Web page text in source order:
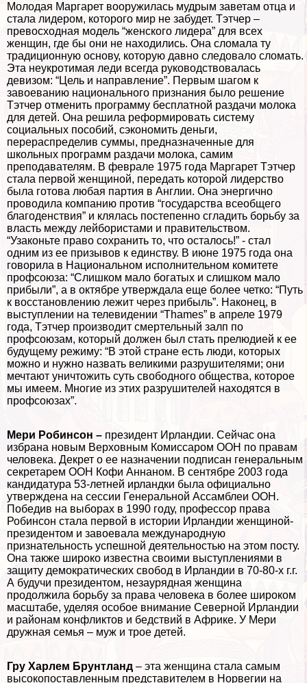
Молодая Маргарет вооружилась мудрым заветам отца и
стала лидером, которого мир не забудет. Тэтчер –
превосходная модель “женского лидера” для всех
женщин, где бы они не находились. Она сломала ту
традиционную основу, которую давно следовало сломать.
Эта неукротимая леди всегда руководствовалась
девизом: “Цель и направление”. Первым шагом к
завоеванию национального признания было решение
Тэтчер отменить программу бесплатной раздачи молока
для детей. Она решила реформировать систему
социальных пособий, сэкономить деньги,
перераспределив суммы, предназначенные для
школьных программ раздачи молока, самим
преподавателям. В феврале 1975 года Маргарет Тэтчер
стала первой женщиной, передать которой лидерство
была готова любая партия в Англии. Она энергично
проводила компанию против “государства всеобщего
благоденствия” и клялась постепенно сгладить борьбу за
власть между лейбористами и правительством.
“Узаконьте право сохранить то, что осталось!” - стал
одним из ее призывов к единству. В июне 1975 года она
говорила в Национальном исполнительном комитете
профсоюза: “Слишком мало богатых и слишком мало
прибыли”, а в октябре утверждала еще более четко: “Путь
к восстановлению лежит через прибыль”. Наконец, в
выступлении на телевидении “Thames” в апреле 1979
года, Тэтчер производит cмepтельный залп по
профсоюзам, который должен был стать прелюдией к ее
будущему режиму: “В этой стране есть люди, которых
можно и нужно назвать великими разрушителями; они
мечтают уничтожить суть свободного общества, которое
мы имеем. Многие из этих разрушителей находятся в
профсоюзах”.
Мери Робинсон – президент Ирландии. Сейчас она
избрана новым Верховным Комиссаром ООН по правам
человека. Декрет о ее назначении подписан генеральным
секретарем ООН Кофи Аннаном. В сентябре 2003 года
кандидатура 53-летней ирландки была официально
утверждена на сессии Генеральной Ассамблеи ООН.
Победив на выборах в 1990 году, профессор права
Робинсон стала первой в истории Ирландии женщиной-
президентом и завоевала международную
признательность успешной деятельностью на этом посту.
Она также широко известна своими выступлениями в
защиту демократических свобод в Ирландии в 70-80-х г.г.
А будучи президентом, незаурядная женщина
продолжила борьбу за права человека в более широком
масштабе, уделяя особое внимание Северной Ирландии
и районам конфликтов и бедствий в Африке. У Мери
дружная семья – муж и трое детей.
Гру Харлем Брунтланд – эта женщина стала самым
высокопоставленным представителем в Норвегии на